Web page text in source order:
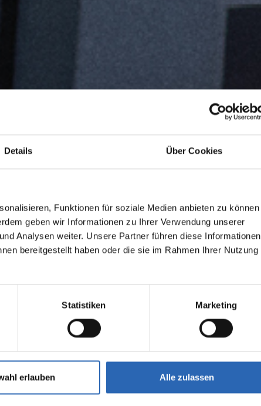
Details Über Cookies
Funktionen für soziale Medien anbieten zu können
geben wir Informationen zu Ihrer Verwendung unserer
Analysen weiter. Unsere Partner führen diese Informationen
bereitgestellt haben oder die sie im Rahmen Ihrer Nutzung
Statistiken Marketing
erlauben Alle zulassen